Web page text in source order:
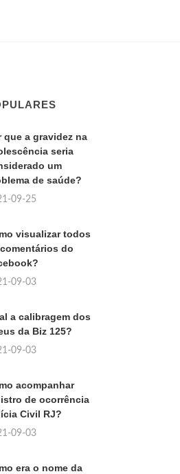
que a gravidez na
seria
um
de saúde?
09-25
visualizar todos
do
09-03
a calibragem dos
da Biz 125?
09-03
acompanhar
de ocorrência
Civil RJ?
09-03
era o nome da